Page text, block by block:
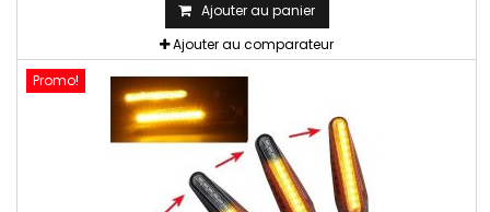
Ajouter au panier
Ajouter au comparateur
Promo!